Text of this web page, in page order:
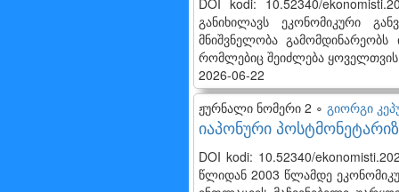
DOI kodi: 10.52340/
განიხილავს ეკონომიკური
მნიშვნელობა
რომლებიც შეიძლება
2026-06-22
ჟურნალი ნომერი 2 ∘ გიორგი
იაპონური
DOI kodi: 10.52340/
წლიდან 2003 წლამდე